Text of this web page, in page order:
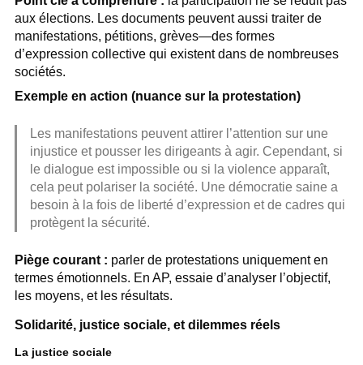
aux élections. Les documents peuvent aussi traiter de
manifestations, pétitions, grèves—des formes
d’expression collective qui existent dans de nombreuses
sociétés.
Exemple en action (nuance sur la protestation)
Les manifestations peuvent attirer l’attention sur une
injustice et pousser les dirigeants à agir. Cependant, si
le dialogue est impossible ou si la violence apparaît,
cela peut polariser la société. Une démocratie saine a
besoin à la fois de liberté d’expression et de cadres qui
protègent la sécurité.
Piège courant : parler de protestations uniquement en
termes émotionnels. En AP, essaie d’analyser l’objectif,
les moyens, et les résultats.
Solidarité, justice sociale, et dilemmes réels
La justice sociale